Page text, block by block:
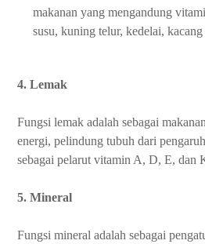
makanan yang mengandung
susu, kuning telur, kedelai,
4. Lemak
Fungsi lemak adalah sebagai
energi, pelindung tubuh dari
sebagai pelarut vitamin A, D, E, dan
5. Mineral
Fungsi mineral adalah sebagai